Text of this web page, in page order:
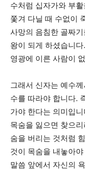
수처럼 십자가와 부
쫓겨 다닐 때 수없이
사망의 음침한 골짜
왕이 되게 하셨습니
영광에 이른 사람이
그래서 신자는 예수
수를 따라야 합니다.
가야 한다는 의미입
목숨을 잃으면 찾으
숨을 버리는 것처럼
것이 목숨을 내놓아
말씀 앞에서 자신의